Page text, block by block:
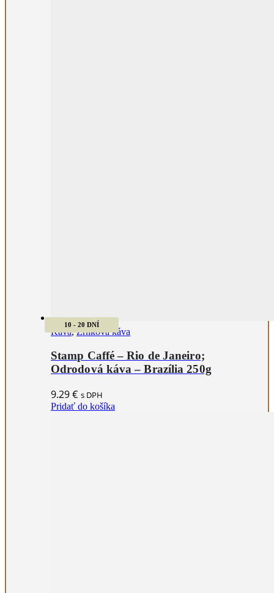
10 - 20 DNÍ
Káva,Zrnková káva
Stamp Caffé – Rio de Janeiro;
Odrodová káva – Brazília 250g
9.29€ s DPH
Pridať do košíka